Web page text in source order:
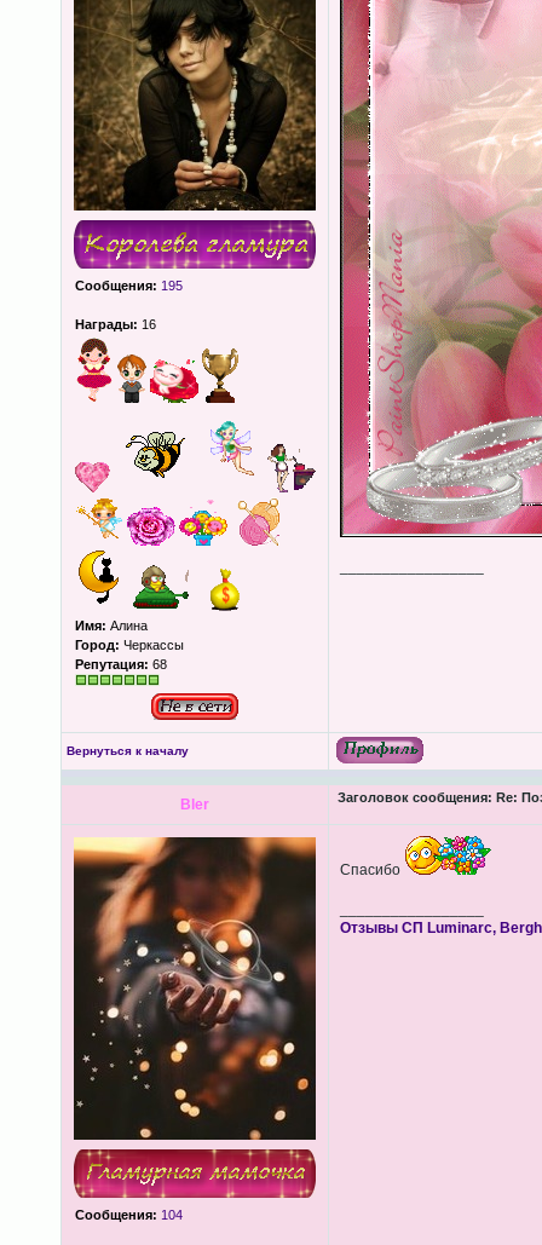
Сообщения: 195
Награды: 16
Имя: Алина
Город: Черкассы
Репутация: 68
Вернуться к началу
Bler Заголовок сообщения: Re:
Сообщения: 104
Спасибо
Отзывы СП Luminarc,